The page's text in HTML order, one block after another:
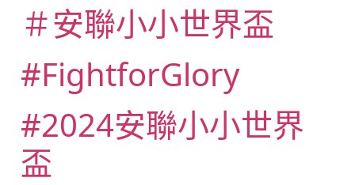
＃安聯小小世界盃
#FightforGlory
#2024安聯小小世界
盃